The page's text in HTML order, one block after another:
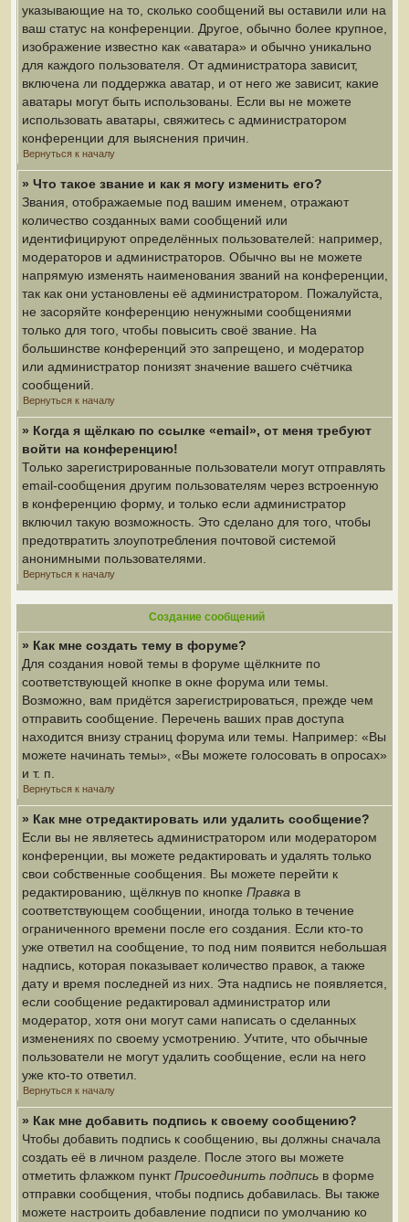
указывающие на то, сколько сообщений вы оставили или на
ваш статус на конференции. Другое, обычно более крупное,
изображение известно как «аватара» и обычно уникально
для каждого пользователя. От администратора зависит,
включена ли поддержка аватар, и от него же зависит, какие
аватары могут быть использованы. Если вы не можете
использовать аватары, свяжитесь с администратором
конференции для выяснения причин.
Вернуться к началу
» Что такое звание и как я могу изменить его?
Звания, отображаемые под вашим именем, отражают
количество созданных вами сообщений или
идентифицируют определённых пользователей: например,
модераторов и администраторов. Обычно вы не можете
напрямую изменять наименования званий на конференции,
так как они установлены её администратором. Пожалуйста,
не засоряйте конференцию ненужными сообщениями
только для того, чтобы повысить своё звание. На
большинстве конференций это запрещено, и модератор
или администратор понизят значение вашего счётчика
сообщений.
Вернуться к началу
» Когда я щёлкаю по ссылке «email», от меня требуют
войти на конференцию!
Только зарегистрированные пользователи могут отправлять
email-сообщения другим пользователям через встроенную
в конференцию форму, и только если администратор
включил такую возможность. Это сделано для того, чтобы
предотвратить злоупотребления почтовой системой
анонимными пользователями.
Вернуться к началу
Создание сообщений
» Как мне создать тему в форуме?
Для создания новой темы в форуме щёлкните по
соответствующей кнопке в окне форума или темы.
Возможно, вам придётся зарегистрироваться, прежде чем
отправить сообщение. Перечень ваших прав доступа
находится внизу страниц форума или темы. Например: «Вы
можете начинать темы», «Вы можете голосовать в опросах»
и т. п.
Вернуться к началу
» Как мне отредактировать или удалить сообщение?
Если вы не являетесь администратором или модератором
конференции, вы можете редактировать и удалять только
свои собственные сообщения. Вы можете перейти к
редактированию, щёлкнув по кнопке Правка в
соответствующем сообщении, иногда только в течение
ограниченного времени после его создания. Если кто-то
уже ответил на сообщение, то под ним появится небольшая
надпись, которая показывает количество правок, а также
дату и время последней из них. Эта надпись не появляется,
если сообщение редактировал администратор или
модератор, хотя они могут сами написать о сделанных
изменениях по своему усмотрению. Учтите, что обычные
пользователи не могут удалить сообщение, если на него
уже кто-то ответил.
Вернуться к началу
» Как мне добавить подпись к своему сообщению?
Чтобы добавить подпись к сообщению, вы должны сначала
создать её в личном разделе. После этого вы можете
отметить флажком пунктПрисоединить подпись в форме
отправки сообщения, чтобы подпись добавилась. Вы также
можете настроить добавление подписи по умолчанию ко